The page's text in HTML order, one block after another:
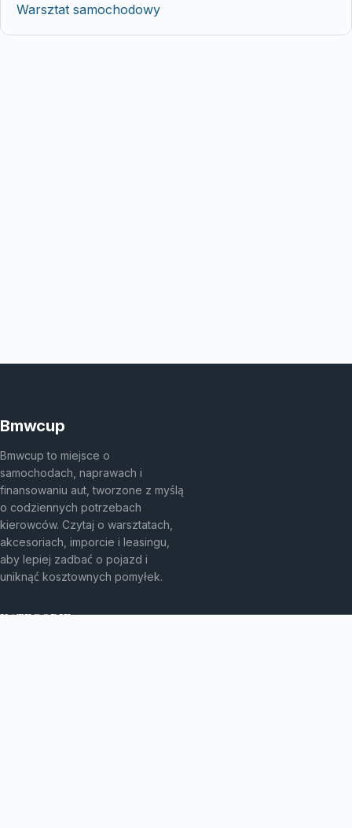
Warsztat samochodowy
Bmwcup
Bmwcup to miejsce o
samochodach, naprawach i
finansowaniu aut, tworzone z myślą
o codziennych potrzebach
kierowców. Czytaj o warsztatach,
akcesoriach, imporcie i leasingu,
aby lepiej zadbać o pojazd i
uniknąć kosztownych pomyłek.
KATEGORIE